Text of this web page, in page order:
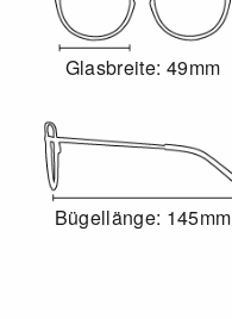
Glasbreite: 49mm
Bügellänge: 145mm